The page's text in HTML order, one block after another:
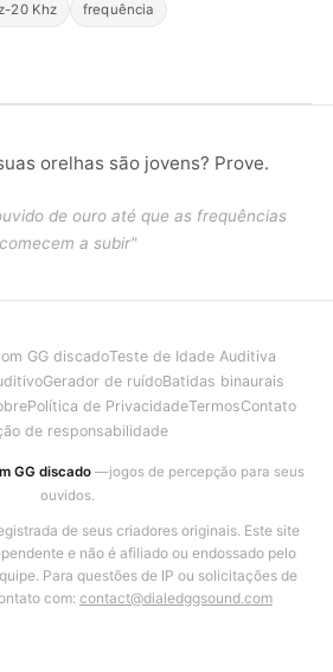
20 Khz frequência
orelhas são jovens? Prove.
de ouro até que as frequências
comecem a subir"
GG discadoTeste de Idade Auditiva
Gerador de ruídoBatidas binaurais
Política de PrivacidadeTermosContato
de responsabilidade
GG discado —jogos de percepção para seus
ouvidos.
de seus criadores originais. Este site
e não é afiliado ou endossado pelo
Para questões de IP ou solicitações de
com: contact@dialedggsound.com